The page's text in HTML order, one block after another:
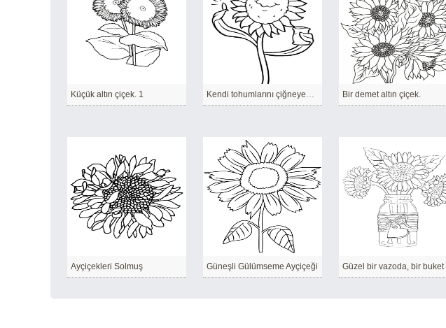
Küçük altın çiçek. 1 Kendi tohumlarını çiğneyen ayçiçeği Bir demet altın çiçek.
Ayçiçekleri Solmuş Güneşli Gülümseme Ayçiçeği